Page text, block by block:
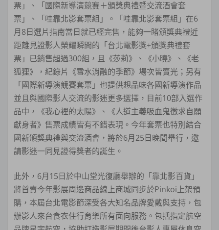
票」、「國際新導演競賽＋頒獎典禮暨交流酒會套
票」、「哇靠北影套票組」。「哇靠北影套票組」在6
月8日選片指南當日就已經完售，能夠一睹頒獎典禮近
距離見證影人榮耀瞬間的「台北電影獎+頒獎典禮套
票」已銷售超過300組，且《莎莉》、《小曉》、《老
狐狸》，紀錄片《雪水消融的季節》場次皆賣光；另有
「國際新導演競賽套票」也提供想品味各國新導演作品
並且與國際影人交流的影迷更多選擇，目前10部入選作
品中，《我心裡的太陽》、《人道主義吸血鬼徵求自願
獻身者》售票成績皆有不錯表現。今年套票也特別結合
國新頒獎典禮與交流酒會，將於6月25日晚間舉行，邀
請影迷一同見證得獎者的誕生。
此外，6月15日於中山堂光復廳舉辦的「靠北影百貨」
將首賣今年影展周邊商品線上商城同步於Pinkoi上架預
購，本屆台北電影節深受各大知名品牌愛戴與支持，包
辦影人來台食衣住行育樂所有面向服務。包括指定航空